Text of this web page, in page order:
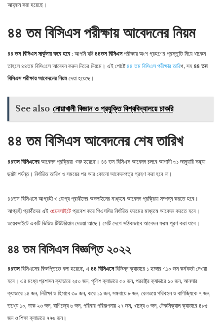
আহ্বান করা হয়েছে।
৪৪ তম বিসিএস পরীক্ষায় আবেদনের নিয়ম
৪৪ তম বিসিএস সার্কুলার কবে হবে: আপনি যদি৪৪তম বিসিএসপরীক্ষায় অংশ গ্রহণের প্রস্তুতি নিয়ে থাকেন
তাহলে ৪৪তম বিসিএসে আবেদন করুন নিচের নিয়মে। এই পোষ্টে৪৪ তম বিসিএস পরীক্ষার তারিখ, সহ ৪৪ তম
বিসিএস পরীক্ষায় আবেদনের নিয়ম দেয়া হয়েছে।
See also নোয়াখালী বিজ্ঞান ও প্রযুক্তি বিশ্ববিদ্যালয়ে চাকরি
৪৪ তম বিসিএস আবেদনের শেষ তারিখ
৪৪তম বিসিএসেরআবেদন প্রক্রিয়া শুরু হয়েছে। ৪৪ তম বিসিএস আবেদন চলবে আগামী ৩১ জানুয়ারি সন্ধ্যা
ছয়টা পর্যন্ত। নির্ধারিত তারিখ ও সময়ের পর আর কোনো আবেদনপত্র গ্রহণ করা হবে না।
৪৪তম বিসিএসে আগ্রহী ও যোগ্য প্রার্থীদের অনলাইনের মাধ্যমে আবেদন প্রক্রিয়া সম্পন্ন করতে হবে।
আগ্রহী প্রার্থীদের এই ওয়েবসাইটে প্রবেশ করে পিএসসির নির্ধারিত ফরমের মাধ্যমে আবেদন করতে হবে।
ওয়েবসাইটে একটি ভিডিও টিউটরিয়াল দেওয়া আছে। সেটি দেখে সঠিকভাবে আবেদন ফরম পূরণ করা যাবে।
৪৪ তম বিসিএস বিজ্ঞপ্তি ২০২২
৪৪তম বিসিএসের বিজ্ঞপ্তিতে বলা হয়েছে, এ ৪৪ বিসিএসেবিভিন্ন ক্যাডারে ১ হাজার ৭১০ জন কর্মকর্তা নেওয়া
হবে। এর মধ্যে প্রশাসন ক্যাডারে ২৫০ জন, পুলিশ ক্যাডারে ৫০ জন, পররাষ্ট্র ক্যাডারে ১০ জন, আনসার
ক্যাডারে ১৪ জন, নিরীক্ষা ও হিসাবে ৩০ জন, করে ১১ জন, সমবায়ে ৮ জন, রেলওয়ে পরিবহন ও বাণিজ্যিকে ৭ জন,
তথ্যে ১০, ডাক ২৩ জন, বাণিজ্যে ৬ জন, পরিবার পরিকল্পনায় ২৭ জন, খাদ্যে ৩ জন, টেকনিক্যাল ক্যাডারে ৪৮৫
জন ও শিক্ষা ক্যাডারে ৭৭৬ জন।